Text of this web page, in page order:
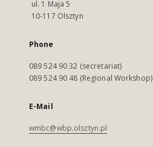
ul. 1 Maja 5
10-117 Olsztyn
Phone
089 524 90 32 (secretariat)
089 524 90 48 (Regional Workshop)
E-Mail
wmbc@wbp.olsztyn.pl